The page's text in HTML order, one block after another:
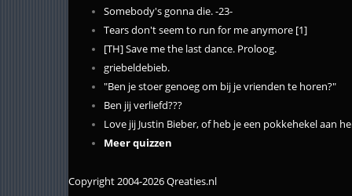
Somebody's gonna die. -23-
Tears don't seem to run for me anymore [1]
[TH] Save me the last dance. Proloog.
griebeldebieb.
"Ben je stoer genoeg om bij je vrienden te horen?"
Ben jij verliefd???
Love jij Justin Bieber, of heb je een pokkehekel aan
Meer quizzen
Copyright 2004-2026 Qreaties.nl